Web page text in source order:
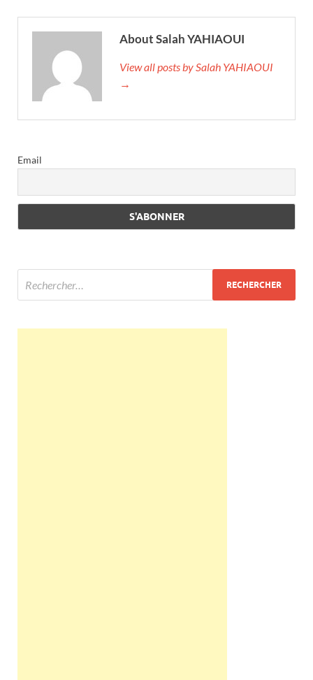
About Salah YAHIAOUI
View all posts by Salah YAHIAOUI
→
Email